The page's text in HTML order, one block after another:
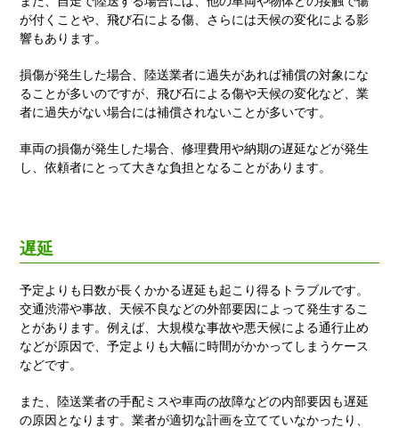
が付くことや、飛び石による傷、さらには天候の変化による影
響もあります。
損傷が発生した場合、陸送業者に過失があれば補償の対象にな
ることが多いのですが、飛び石による傷や天候の変化など、業
者に過失がない場合には補償されないことが多いです。
車両の損傷が発生した場合、修理費用や納期の遅延などが発生
し、依頼者にとって大きな負担となることがあります。
遅延
予定よりも日数が長くかかる遅延も起こり得るトラブルです。
交通渋滞や事故、天候不良などの外部要因によって発生するこ
とがあります。例えば、大規模な事故や悪天候による通行止め
などが原因で、予定よりも大幅に時間がかかってしまうケース
などです。
また、陸送業者の手配ミスや車両の故障などの内部要因も遅延
の原因となります。業者が適切な計画を立てていなかったり、